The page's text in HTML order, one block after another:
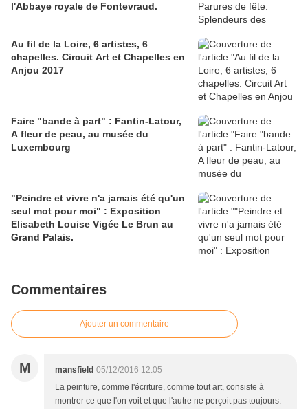
l'Abbaye royale de Fontevraud.
Au fil de la Loire, 6 artistes, 6
chapelles. Circuit Art et Chapelles en
Anjou 2017
Faire "bande à part" : Fantin-Latour,
A fleur de peau, au musée du
Luxembourg
"Peindre et vivre n'a jamais été qu'un
seul mot pour moi" : Exposition
Elisabeth Louise Vigée Le Brun au
Grand Palais.
Commentaires
Ajouter un commentaire
M mansfield 05/12/2016 12:05
La peinture, comme l'écriture, comme tout art, consiste à
montrer ce que l'on voit et que l'autre ne perçoit pas toujours.